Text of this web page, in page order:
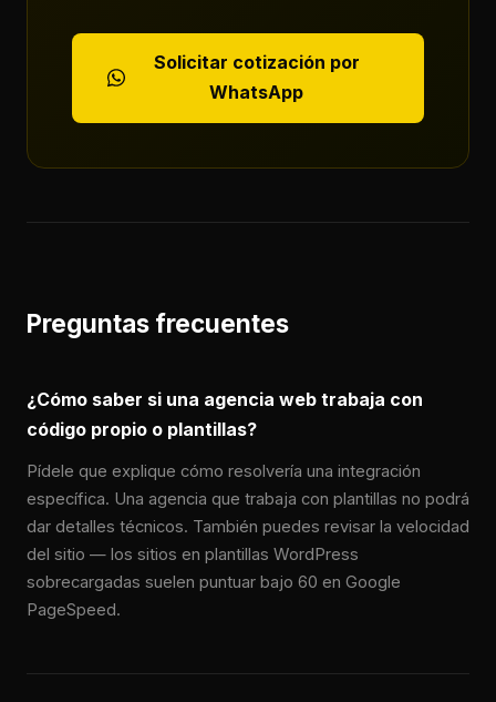
Solicitar cotización por
WhatsApp
Preguntas frecuentes
¿Cómo saber si una agencia web trabaja con
código propio o plantillas?
Pídele que explique cómo resolvería una integración
específica. Una agencia que trabaja con plantillas no podrá
dar detalles técnicos. También puedes revisar la velocidad
del sitio — los sitios en plantillas WordPress
sobrecargadas suelen puntuar bajo 60 en Google
PageSpeed.